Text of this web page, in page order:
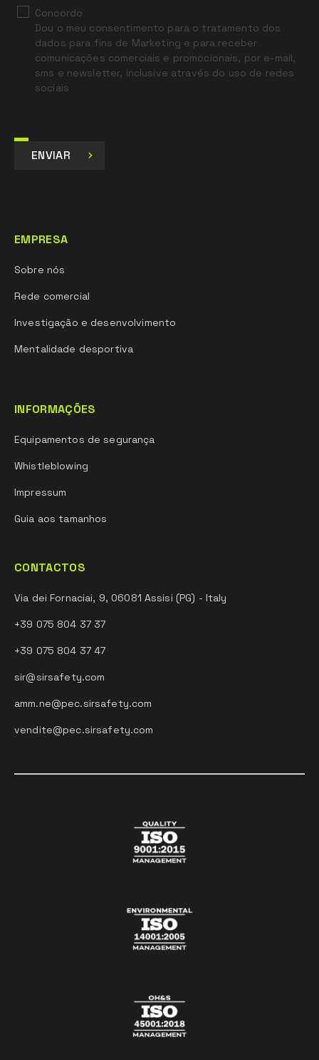
Concordo
Dou o meu consentimento para o tratamento dos
dados para fins de Marketing e para receber
comunicações comerciais e promocionais, por e-mail,
sms e newsletter, inclusive através do uso de redes
sociais
ENVIAR
EMPRESA
Sobre nós
Rede comercial
Investigação e desenvolvimento
Mentalidade desportiva
INFORMAÇÕES
Equipamentos de segurança
Whistleblowing
Impressum
Guia aos tamanhos
CONTACTOS
Via dei Fornaciai, 9, 06081 Assisi (PG) - Italy
+39 075 804 37 37
+39 075 804 37 47
sir@sirsafety.com
amm.ne@pec.sirsafety.com
vendite@pec.sirsafety.com